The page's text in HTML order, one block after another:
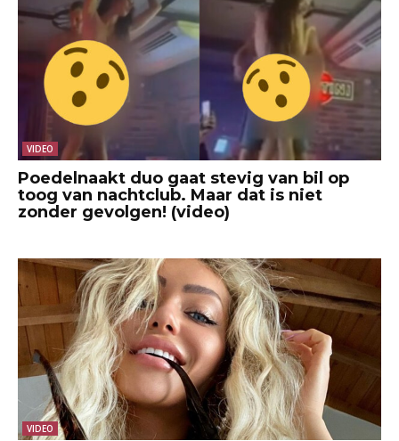
VIDEO
Poedelnaakt duo gaat stevig van bil op
toog van nachtclub. Maar dat is niet
zonder gevolgen! (video)
VIDEO